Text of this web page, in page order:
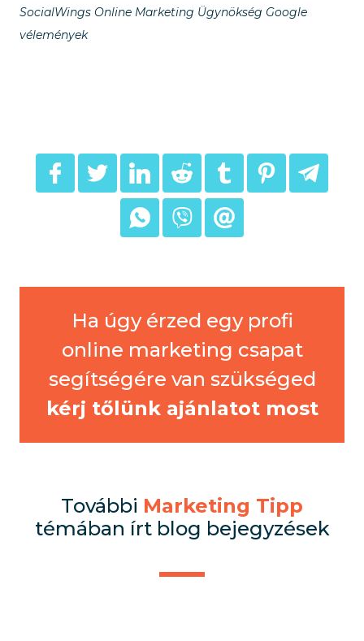
SocialWings Online Marketing Ügynökség Google
vélemények
Ha úgy érzed egy profi
online marketing csapat
segítségére van szükséged
kérj tőlünk ajánlatot most
További Marketing Tipp
témában írt blog bejegyzések